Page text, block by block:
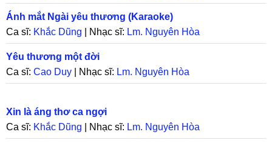
Ánh mắt Ngài yêu thương (Karaoke)
Ca sĩ: Khắc Dũng | Nhạc sĩ: Lm. Nguyên Hòa
Yêu thương một đời
Ca sĩ: Cao Duy | Nhạc sĩ: Lm. Nguyên Hòa
Xin là áng thơ ca ngợi
Ca sĩ: Khắc Dũng | Nhạc sĩ: Lm. Nguyên Hòa